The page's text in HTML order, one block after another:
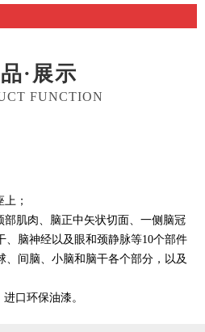
·展示
FUNCTION
；
部肌肉、脑正中矢状切面、一侧脑冠
、脑神经以及眼和颈静脉等10个部件
、间脑、小脑和脑干各个部分，以及
口环保油漆。